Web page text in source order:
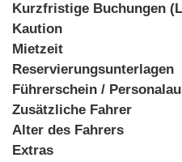
Kurzfristige Buchungen
Kaution
Mietzeit
Reservierungsunterlagen
Führerschein /
Zusätzliche Fahrer
Alter des Fahrers
Extras